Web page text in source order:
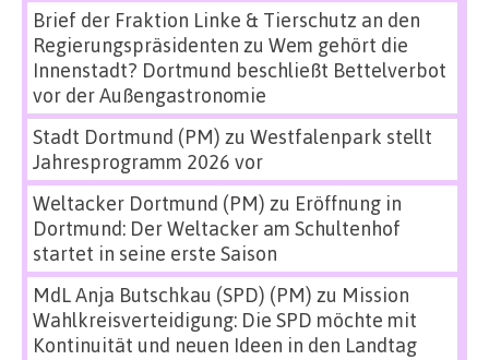
Brief der Fraktion Linke & Tierschutz an den
Regierungspräsidenten zu Wem gehört die
Innenstadt? Dortmund beschließt Bettelverbot
vor der Außengastronomie
Stadt Dortmund (PM) zu Westfalenpark stellt
Jahresprogramm 2026 vor
Weltacker Dortmund (PM) zu Eröffnung in
Dortmund: Der Weltacker am Schultenhof
startet in seine erste Saison
MdL Anja Butschkau (SPD) (PM) zu Mission
Wahlkreisverteidigung: Die SPD möchte mit
Kontinuität und neuen Ideen in den Landtag